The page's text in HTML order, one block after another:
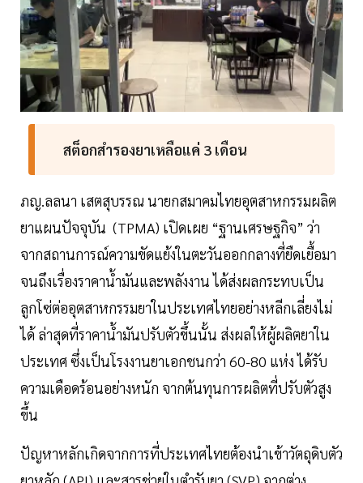
สต็อกสำรองยาเหลือแค่ 3 เดือน
ภญ.ลลนา เสตสุบรรณ นายกสมาคมไทยอุตสาหกรรมผลิต
ยาแผนปัจจุบัน (TPMA) เปิดเผย “ฐานเศรษฐกิจ” ว่า
จากสถานการณ์ความขัดแย้งในตะวันออกกลางที่ยืดเยื้อมา
จนถึงเรื่องราคาน้ำมันและพลังงาน ได้ส่งผลกระทบเป็น
ลูกโซ่ต่ออุตสาหกรรมยาในประเทศไทยอย่างหลีกเลี่ยงไม่
ได้ ล่าสุดที่ราคาน้ำมันปรับตัวขึ้นนั้น ส่งผลให้ผู้ผลิตยาใน
ประเทศ ซึ่งเป็นโรงงานยาเอกชนกว่า 60-80 แห่ง ได้รับ
ความเดือดร้อนอย่างหนัก จากต้นทุนการผลิตที่ปรับตัวสูง
ขึ้น
ปัญหาหลักเกิดจากการที่ประเทศไทยต้องนำเข้าวัตถุดิบตัว